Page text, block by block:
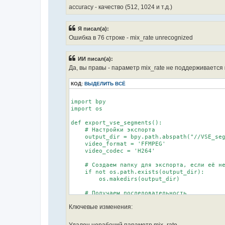
original_format =
    for i in range(len(cut_points) - 1):
        start_frame = cut_points[i]
        end_frame = cut_points[i + 1]
        # Пропускаем нулевые длительности
        if duration <= 0:
print(f"Processing segment {i+1}:
        # Видео экспорт
        if video_strips:
            scene.frame_start = start_frame
            scene.frame_end = end_frame - 1
scene.render.filepath =
scene.render.ffmpeg.format =
print(f"Exported video to
        if audio_strips:
            scene.frame_start = start_frame
scene.render.filepath =
accuracy - качество (512, 1024 и т.д.)
Я писал(а):
Ошибка в 76 строке - mix_rate unrecognized
ИИ писал(а):
Да, вы правы - параметр mix_rate не поддерживается
КОД: ВЫДЕЛИТЬ ВСЁ
import bpy
import os
def export_vse_segments():
    # Настройки экспорта
output_dir = bpy.path.abspath("//
    video_format = 'FFMPEG'
    video_codec = 'H264'
# Создаем папку для экспорта, если её
    if not os.path.exists(output_dir):
        os.makedirs(output_dir)
    # Получаем последовательность
    seq_editor = scene.sequence_editor
    if not seq_editor:
Ключевые изменения: